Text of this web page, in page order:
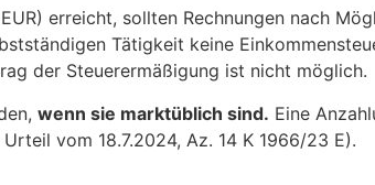
erreicht, sollten Rechnungen nach
Tätigkeit keine
der Steuerermäßigung ist nicht möglich.
wenn sie marktüblich sind. Eine
vom 18.7.2024, Az. 14 K 1966/23 E).